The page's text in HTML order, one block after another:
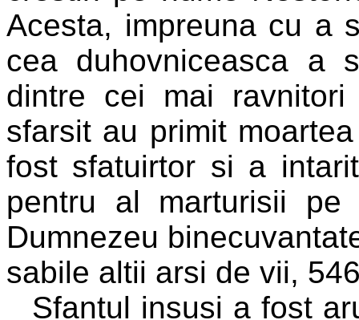
Acesta, impreuna cu a
cea duhovniceasca a
dintre cei mai
sfarsit au primit
fost sfatuirtor si a
pentru al marturisii
Dumnezeu
sabile altii arsi de vii,
Sfantul insusi a fost